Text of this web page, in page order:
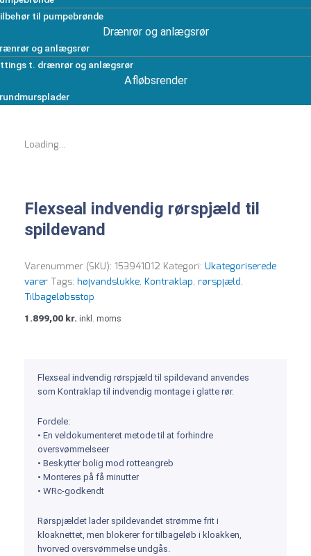
til pumpebrønde
Drænrør og anlægsrør
og anlægsrør
t. drænrør og anlægsrør
Afløbsrender
Loading...
Flexseal indvendig rørspjæld til
spildevand
Varenummer (SKU): 153941012 Kategori: Ukategoriserede
varer Tags: højvandslukke, Kontraklap, rørspjæld,
Tilbageløbsstop
1.899,00 kr. inkl. moms
Flexseal indvendig rørspjæld til spildevand anvendes
som Kontraklap til indvendig montage i glatte rør.
Fordele:
• En veldokumenteret metode til at forhindre
oversvømmelseer
• Beskytter bolig mod rotteangreb
• Monteres på få minutter
• WRc-godkendt
Rørspjældet lader spildevandet strømme frit i
kloaknettet, men blokerer for tilbageløb i kloakken,
hvorved oversvømmelse undgås.